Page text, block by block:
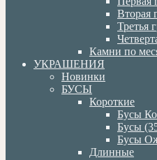
Вторая
Третья
Камни по
УКРАШЕНИЯ
Новинки
БУСЫ
Короткие
Бусы
Бусы
Бусы
Длинные